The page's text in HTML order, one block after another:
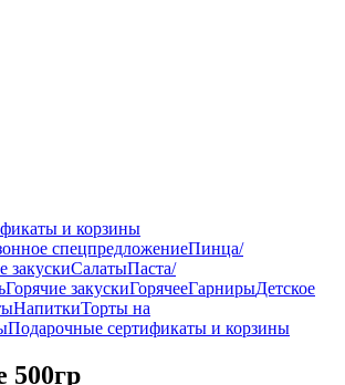
и корзины
спецпредложениеПинца/
закускиСалатыПаста/
Горячие закускиГорячееГарнирыДетское
НапиткиТорты на
Подарочные сертификаты и корзины
500гр